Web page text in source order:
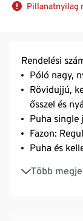
Pillanatnyilag
Rendelési
Póló nagy,
Rövidujjú,
ősszel és
Puha single
Fazon:
Puha és
Több
Maximális
illeszkedés